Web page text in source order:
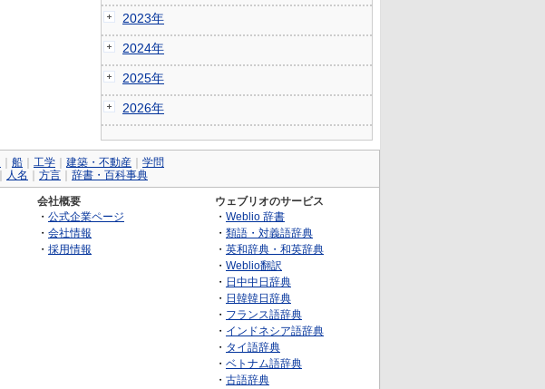
2023年
2024年
2025年
2026年
船 工学 建築・不動産
学問
人名 方言 辞書・百科事典
会社概要
・ 公式企業ページ
・ 会社情報
・ 採用情報
ウェブリオのサービス
・ Weblio 辞書
・ 類語・対義語辞典
・ 英和辞典・和英辞典
・ Weblio翻訳
・ 日中中日辞典
・ 日韓韓日辞典
・ フランス語辞典
・ インドネシア語辞典
・ タイ語辞典
・ ベトナム語辞典
・ 古語辞典